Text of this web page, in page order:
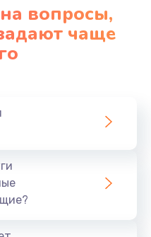
вопросы,
чаще